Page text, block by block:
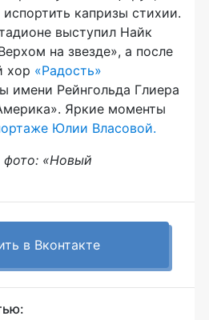
капризы стихии.
выступил Найк
на звезде», а после
хор «Радость»
имени Рейнгольда Глиера
Яркие моменты
Юлии Власовой.
фото: «Новый
в Вконтакте